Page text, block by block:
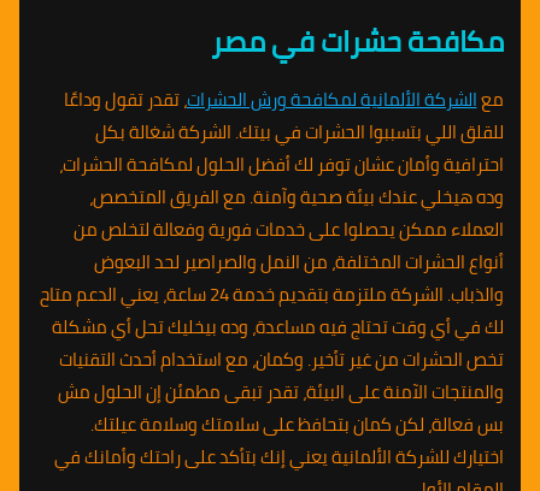
مكافحة حشرات في مصر
معالشركة الألمانية لمكافحة ورش الحشرات، تقدر تقول وداعًا
للقلق اللي بتسببوا الحشرات في بيتك. الشركة شغالة بكل
احترافية وأمان عشان توفر لك أفضل الحلول لمكافحة الحشرات،
وده هيخلي عندك بيئة صحية وآمنة. مع الفريق المتخصص،
العملاء ممكن يحصلوا على خدمات فورية وفعالة لتخلص من
أنواع الحشرات المختلفة، من النمل والصراصير لحد البعوض
والذباب. الشركة ملتزمة بتقديم خدمة 24 ساعة، يعني الدعم متاح
لك في أي وقت تحتاج فيه مساعدة، وده بيخليك تحل أي مشكلة
تخص الحشرات من غير تأخير. وكمان، مع استخدام أحدث التقنيات
والمنتجات الآمنة على البيئة، تقدر تبقى مطمئن إن الحلول مش
بس فعالة، لكن كمان بتحافظ على سلامتك وسلامة عيلتك.
اختيارك للشركة الألمانية يعني إنك بتأكد على راحتك وأمانك في